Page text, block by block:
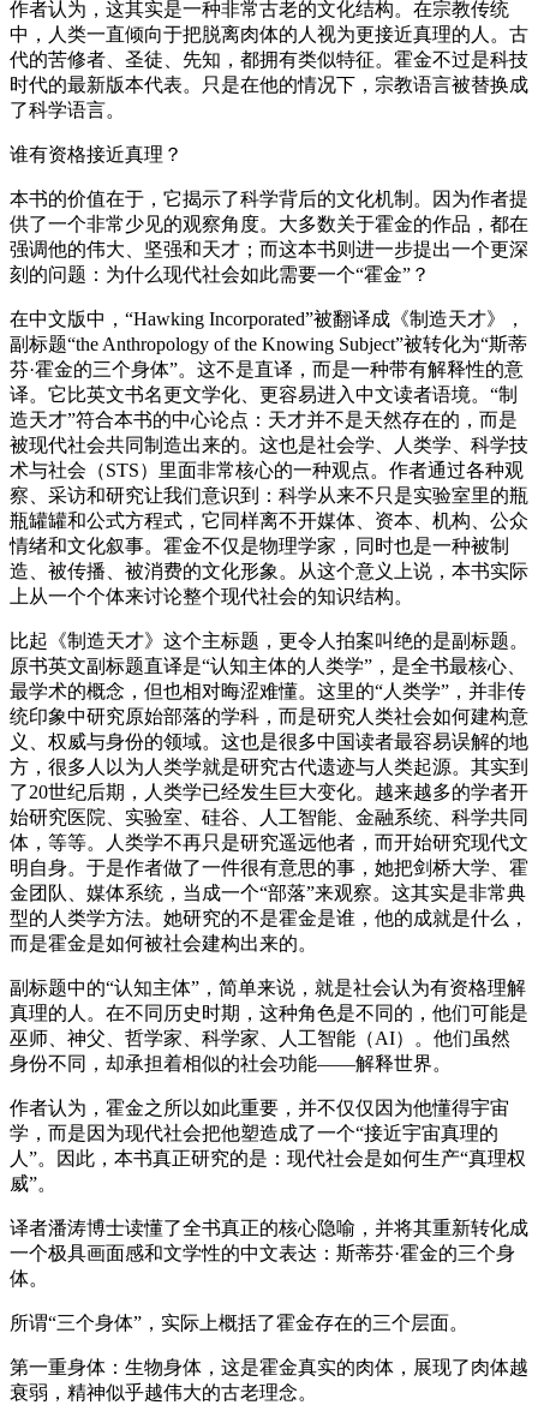
作者认为，这其实是一种非常古老的文化结构。在宗教传统
中，人类一直倾向于把脱离肉体的人视为更接近真理的人。古
代的苦修者、圣徒、先知，都拥有类似特征。霍金不过是科技
时代的最新版本代表。只是在他的情况下，宗教语言被替换成
了科学语言。
谁有资格接近真理？
本书的价值在于，它揭示了科学背后的文化机制。因为作者提
供了一个非常少见的观察角度。大多数关于霍金的作品，都在
强调他的伟大、坚强和天才；而这本书则进一步提出一个更深
刻的问题：为什么现代社会如此需要一个“霍金”？
在中文版中，“Hawking Incorporated”被翻译成《制造天才》，
副标题“the Anthropology of the Knowing Subject”被转化为“斯蒂
芬·霍金的三个身体”。这不是直译，而是一种带有解释性的意
译。它比英文书名更文学化、更容易进入中文读者语境。“制
造天才”符合本书的中心论点：天才并不是天然存在的，而是
被现代社会共同制造出来的。这也是社会学、人类学、科学技
术与社会（STS）里面非常核心的一种观点。作者通过各种观
察、采访和研究让我们意识到：科学从来不只是实验室里的瓶
瓶罐罐和公式方程式，它同样离不开媒体、资本、机构、公众
情绪和文化叙事。霍金不仅是物理学家，同时也是一种被制
造、被传播、被消费的文化形象。从这个意义上说，本书实际
上从一个个体来讨论整个现代社会的知识结构。
比起《制造天才》这个主标题，更令人拍案叫绝的是副标题。
原书英文副标题直译是“认知主体的人类学”，是全书最核心、
最学术的概念，但也相对晦涩难懂。这里的“人类学”，并非传
统印象中研究原始部落的学科，而是研究人类社会如何建构意
义、权威与身份的领域。这也是很多中国读者最容易误解的地
方，很多人以为人类学就是研究古代遗迹与人类起源。其实到
了20世纪后期，人类学已经发生巨大变化。越来越多的学者开
始研究医院、实验室、硅谷、人工智能、金融系统、科学共同
体，等等。人类学不再只是研究遥远他者，而开始研究现代文
明自身。于是作者做了一件很有意思的事，她把剑桥大学、霍
金团队、媒体系统，当成一个“部落”来观察。这其实是非常典
型的人类学方法。她研究的不是霍金是谁，他的成就是什么，
而是霍金是如何被社会建构出来的。
副标题中的“认知主体”，简单来说，就是社会认为有资格理解
真理的人。在不同历史时期，这种角色是不同的，他们可能是
巫师、神父、哲学家、科学家、人工智能（AI）。他们虽然
身份不同，却承担着相似的社会功能——解释世界。
作者认为，霍金之所以如此重要，并不仅仅因为他懂得宇宙
学，而是因为现代社会把他塑造成了一个“接近宇宙真理的
人”。因此，本书真正研究的是：现代社会是如何生产“真理权
威”。
译者潘涛博士读懂了全书真正的核心隐喻，并将其重新转化成
一个极具画面感和文学性的中文表达：斯蒂芬·霍金的三个身
体。
所谓“三个身体”，实际上概括了霍金存在的三个层面。
第一重身体：生物身体，这是霍金真实的肉体，展现了肉体越
衰弱，精神似乎越伟大的古老理念。